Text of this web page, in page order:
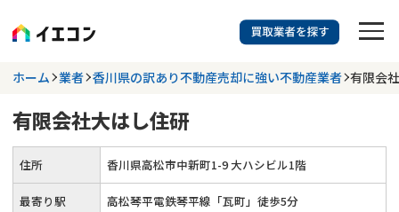
訳あり物件に強い業者を探す
都道府県を選択
掲載業者 703
件
検索する
ホーム 業者 香川県の訳あり不動産売却に強い不動産業者 有限会
有限会社大はし住研
住所 香川県高松市中新町1-9 大ハシビル1階
最寄り駅 高松琴平電鉄琴平線「瓦町」徒歩5分